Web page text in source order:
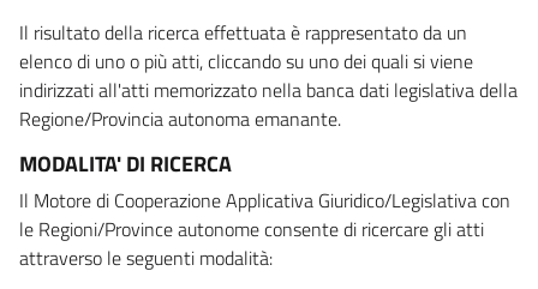
Il risultato della ricerca effettuata è rappresentato da un
elenco di uno o più atti, cliccando su uno dei quali si viene
indirizzati all'atti memorizzato nella banca dati legislativa della
Regione/Provincia autonoma emanante.
MODALITA' DI RICERCA
Il Motore di Cooperazione Applicativa Giuridico/Legislativa con
le Regioni/Province autonome consente di ricercare gli atti
attraverso le seguenti modalità: